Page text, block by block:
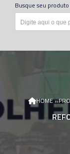
Busque seu
HOME»